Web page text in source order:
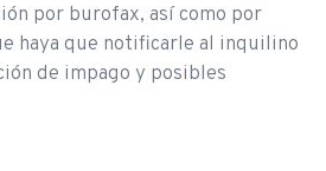
por burofax, así como por
haya que notificarle al inquilino
de impago y posibles